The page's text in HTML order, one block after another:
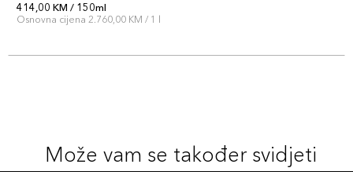
414,00 KM / 150ml
Osnovna cijena 2.760,00 KM / 1 l
Može vam se također svidjeti